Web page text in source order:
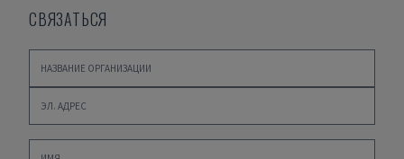
СВЯЗАТЬСЯ